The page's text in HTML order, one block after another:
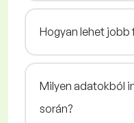
Hogyan lehet jobb
Milyen adatokból
során?